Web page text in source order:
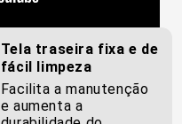
Tela traseira fixa e de
fácil limpeza
Facilita a manutenção
e aumenta a